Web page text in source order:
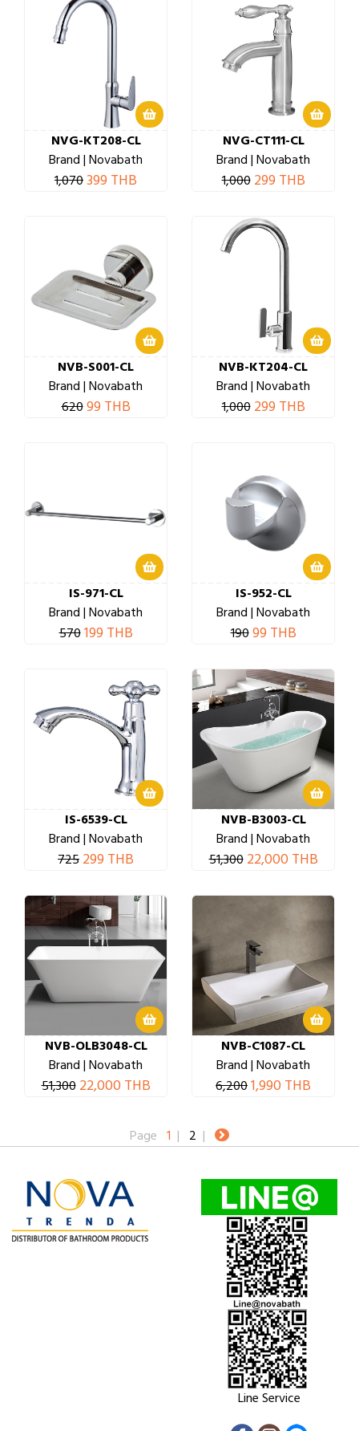
NVG-KT208-CL
Brand | Novabath
1,070399 THB
NVG-CT111-CL
Brand | Novabath
1,000 299 THB
NVB-S001-CL
Brand | Novabath
62099 THB
NVB-KT204-CL
Brand | Novabath
1,000 299 THB
IS-971-CL
Brand | Novabath
570199 THB
IS-952-CL
Brand | Novabath
19099 THB
IS-6539-CL
Brand | Novabath
725299 THB
NVB-B3003-CL
Brand | Novabath
51,300 22,000 THB
NVB-OLB3048-CL
Brand | Novabath
51,300 22,000 THB
NVB-C1087-CL
Brand | Novabath
6,2001,990 THB
Page 1 | 2 |
Line Service